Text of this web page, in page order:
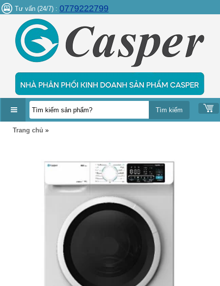
Tư vấn (24/7) : 0779222799
DANH
Trang chủ »